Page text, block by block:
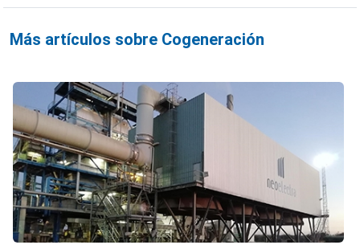
Más artículos sobre Cogeneración